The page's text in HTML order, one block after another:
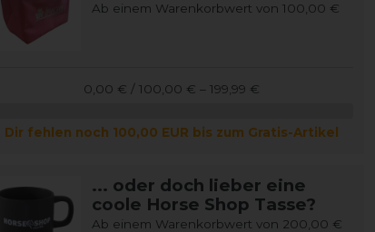
Ab einem Warenkorbwert von 100,00 €
0,00 € / 100,00 € – 199,99 €
Dir fehlen noch 100,00 EUR bis zum Gratis-Artikel
... oder doch lieber eine
coole Horse Shop Tasse?
Ab einem Warenkorbwert von 200,00 €